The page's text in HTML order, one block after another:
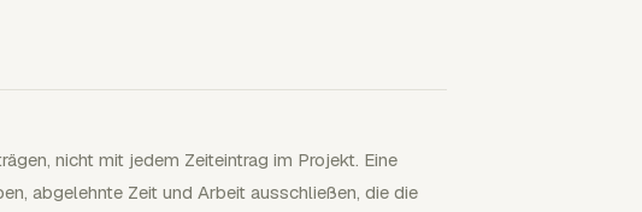
nicht mit jedem Zeiteintrag im Projekt. Eine
abgelehnte Zeit und Arbeit ausschließen, die die